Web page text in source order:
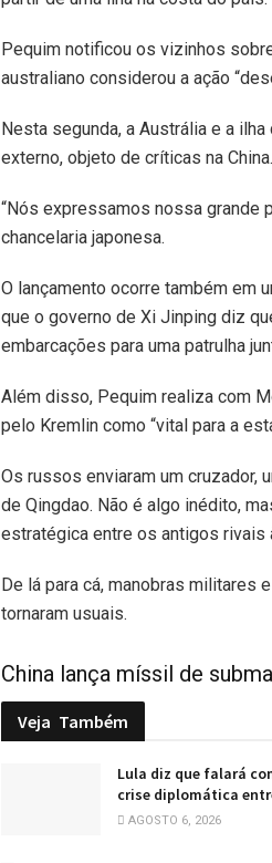
Pequim notificou os vizinhos
australiano considerou a ação
Nesta segunda, a Austrália e a
externo, objeto de críticas na China.
“Nós expressamos nossa grande
chancelaria japonesa.
O lançamento ocorre também em
que o governo de Xi Jinping diz
embarcações para uma patrulha
Além disso, Pequim realiza com
pelo Kremlin como “vital para a
Os russos enviaram um cruzador,
de Qingdao. Não é algo inédito,
estratégica entre os antigos rivais
De lá para cá, manobras militares
tornaram usuais.
China lança míssil de
Veja Também
Lula diz que falará
crise diplomática
AGOSTO 6, 2026